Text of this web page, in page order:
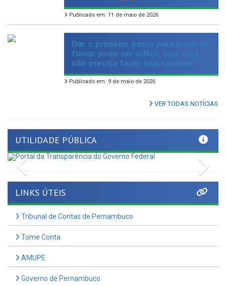
Dar o primeiro passo para parar de
fumar pode ser difícil, mas você
não precisa fazer isso sozinho!
Publicado em: 9 de maio de 2026
VER TODAS NOTÍCIAS
Previous
LINKS ÚTEIS
Tribunal de Contas de Pernambuco
Tome Conta
AMUPE
Governo de Pernambuco
Controladoria-Geral da União